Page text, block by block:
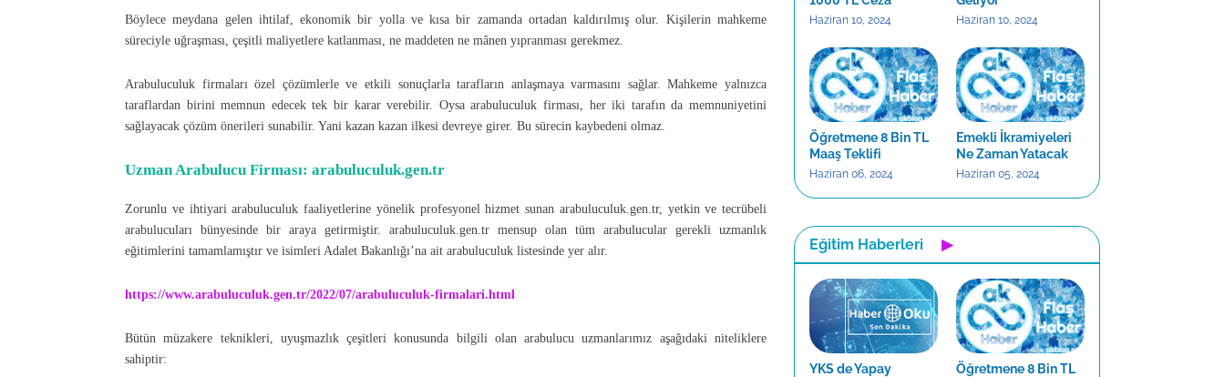
Böylece meydana gelen ihtilaf, ekonomik bir yolla ve kısa bir zamanda ortadan kaldırılmış olur. Kişilerin mahkeme
süreciyle uğraşması, çeşitli maliyetlere katlanması, ne maddeten ne mânen yıpranması gerekmez.
Arabuluculuk firmaları özel çözümlerle ve etkili sonuçlarla tarafların anlaşmaya varmasını sağlar. Mahkeme yalnızca
taraflardan birini memnun edecek tek bir karar verebilir. Oysa arabuluculuk firması, her iki tarafın da memnuniyetini
sağlayacak çözüm önerileri sunabilir. Yani kazan kazan ilkesi devreye girer. Bu sürecin kaybedeni olmaz.
Uzman Arabulucu Firması: arabuluculuk.gen.tr
Zorunlu ve ihtiyari arabuluculuk faaliyetlerine yönelik profesyonel hizmet sunan arabuluculuk.gen.tr, yetkin ve tecrübeli
arabulucuları bünyesinde bir araya getirmiştir. arabuluculuk.gen.tr mensup olan tüm arabulucular gerekli uzmanlık
eğitimlerini tamamlamıştır ve isimleri Adalet Bakanlığı’na ait arabuluculuk listesinde yer alır.
https://www.arabuluculuk.gen.tr/2022/07/arabuluculuk-firmalari.html
Bütün müzakere teknikleri, uyuşmazlık çeşitleri konusunda bilgili olan arabulucu uzmanlarımız aşağıdaki niteliklere
sahiptir:
Haziran 10, 2024 Haziran 10, 2024
Öğretmene 8 Bin TL
Maaş Teklifi
Haziran 06, 2024
Emekli İkramiyeleri
Ne Zaman Yatacak
Haziran 05, 2024
Eğitim Haberleri ▶
YKS de Yapay
Öğretmene 8 Bin TL